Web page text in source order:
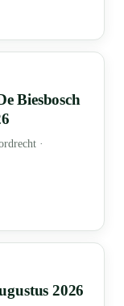
Biesbosch
·
2026